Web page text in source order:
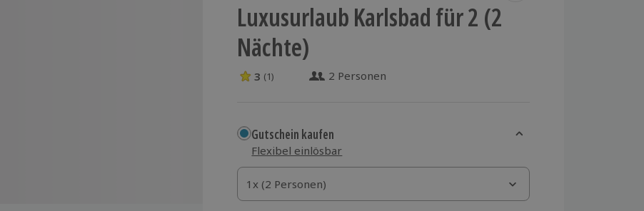
Luxusurlaub Karlsbad für 2 (2
Nächte)
3 Sterne von 5 aus 1 Bewertungen
3 (1) 2 Personen
Gutschein kaufen
Flexibel einlösbar
1x (2 Personen)
1x (2 Personen)
1x (2 Personen)